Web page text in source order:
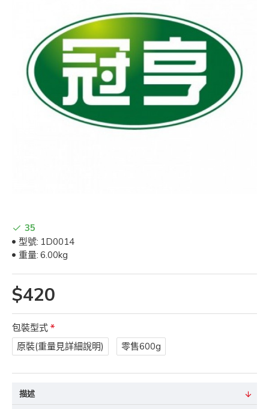
$420
35
型號: 1D0014
重量: 6.00kg
包裝型式
原裝(重量見詳細說明)
零售600g
描述